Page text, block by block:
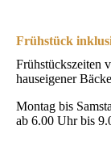
Frühstück
Frühstückszeiten
hauseigener
Montag bis
ab 6.00 Uhr bis